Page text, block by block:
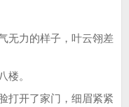
力的样子，叶云翎差
。
开了家门，细眉紧紧